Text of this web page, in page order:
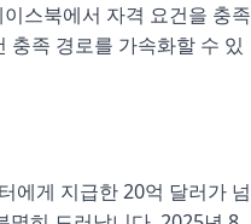
스북에서 자격 요건을 충족
충족 경로를 가속화할 수 있
에게 지급한 20억 달러가 넘